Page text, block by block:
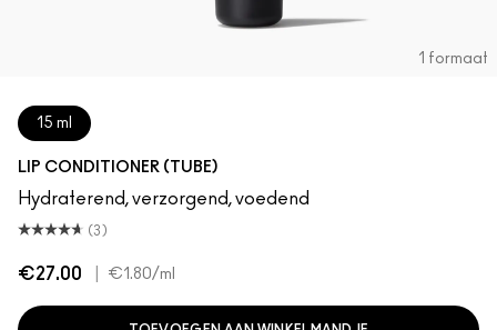
1 formaat
15 ml
LIP CONDITIONER (TUBE)
Hydraterend, verzorgend, voedend
(3)
€27.00 €1.80/ml